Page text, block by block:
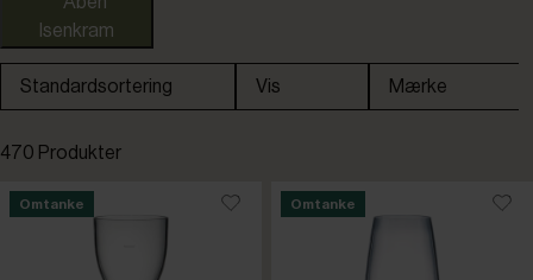
Isenkram
Standardsortering
Laveste pris
Vis
Fast lavpris
Mærke
470 Produkter
Omtanke Omtanke